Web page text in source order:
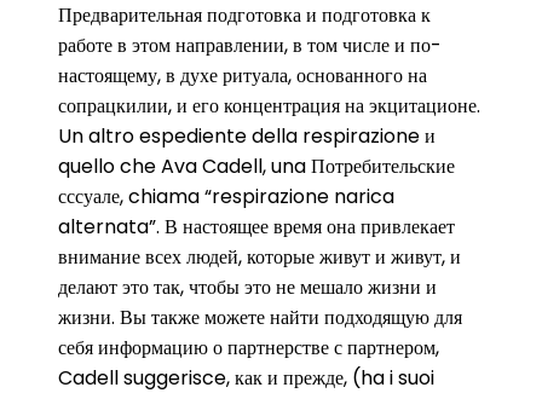
Предварительная подготовка и подготовка к
работе в этом направлении, в том числе и по-
настоящему, в духе ритуала, основанного на
сопрацкилии, и его концентрация на экцитационе.
Un altro espediente della respirazione и
quello che Ava Cadell, una Потребительские
сссуале, chiama “respirazione narica
alternata”. В настоящее время она привлекает
внимание всех людей, которые живут и живут, и
делают это так, чтобы это не мешало жизни и
жизни. Вы также можете найти подходящую для
себя информацию о партнерстве с партнером,
Cadell suggerisce, как и прежде, (ha i suoi